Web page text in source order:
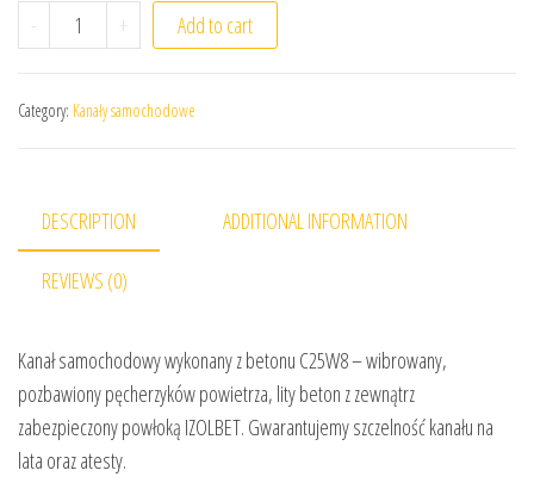
- Kanał samochodowy 600m TIR quantity
+ Add to cart
Category: Kanały samochodowe
DESCRIPTION ADDITIONAL INFORMATION
REVIEWS (0)
Kanał samochodowy wykonany z betonu C25W8 – wibrowany,
pozbawiony pęcherzyków powietrza, lity beton z zewnątrz
zabezpieczony powłoką IZOLBET. Gwarantujemy szczelność kanału na
lata oraz atesty.